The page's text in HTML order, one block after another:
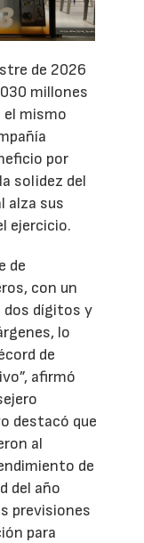
de 2026
millones
el mismo
por
solidez del
alza sus
ejercicio.
de
con un
dos dígitos y
lo
de
afirmó
destacó que
al
de
del año
previsiones
para